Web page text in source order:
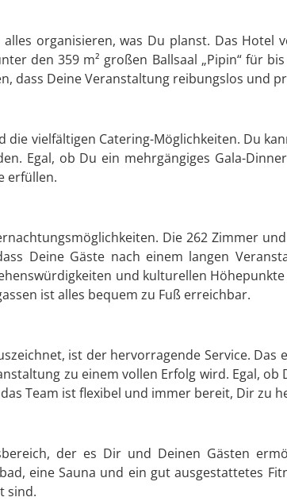
organisieren, was Du planst. Das Hotel
den 359 m² großen Ballsaal „Pipin“ für
dass Deine Veranstaltung reibungslos und
vielfältigen Catering-Möglichkeiten. Du
Egal, ob Du ein mehrgängiges Gala-
erfüllen.
Die 262 Zimmer
Deine Gäste nach einem langen
und kulturellen
ist alles bequem zu Fuß erreichbar.
ist der hervorragende Service.
zu einem vollen Erfolg wird. Egal,
Team ist flexibel und immer bereit, Dir zu
der es Dir und Deinen Gästen
eine Sauna und ein gut ausgestattetes
sind.